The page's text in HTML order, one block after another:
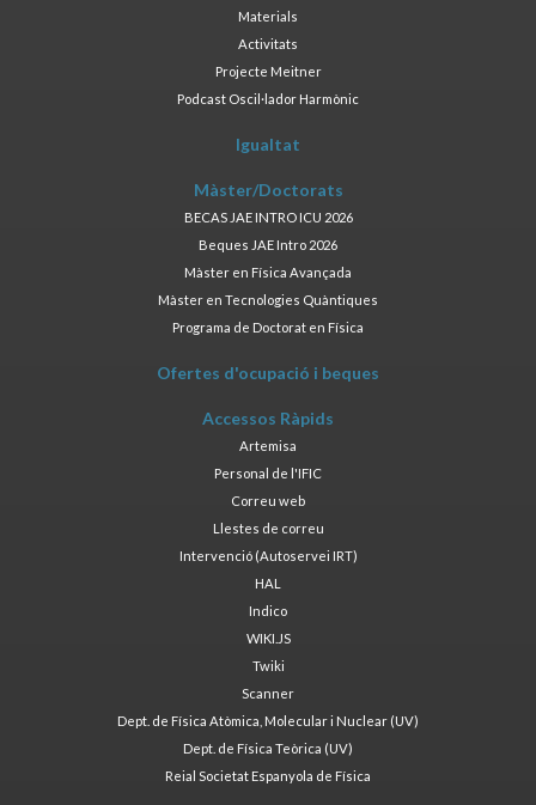
Materials
Activitats
Projecte Meitner
Podcast Oscil·lador Harmònic
Igualtat
Màster/Doctorats
BECAS JAE INTRO ICU 2026
Beques JAE Intro 2026
Màster en Física Avançada
Màster en Tecnologies Quàntiques
Programa de Doctorat en Física
Ofertes d'ocupació i beques
Accessos Ràpids
Artemisa
Personal de l'IFIC
Correu web
Llestes de correu
Intervenció (Autoservei IRT)
HAL
Indico
WIKI.JS
Twiki
Scanner
Dept. de Física Atòmica, Molecular i Nuclear (UV)
Dept. de Física Teòrica (UV)
Reial Societat Espanyola de Física